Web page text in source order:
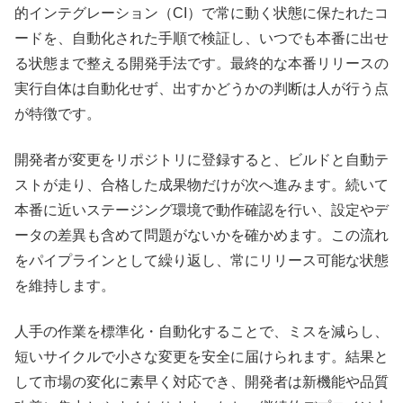
的インテグレーション（CI）で常に動く状態に保たれたコ
ードを、自動化された手順で検証し、いつでも本番に出せ
る状態まで整える開発手法です。最終的な本番リリースの
実行自体は自動化せず、出すかどうかの判断は人が行う点
が特徴です。
開発者が変更をリポジトリに登録すると、ビルドと自動テ
ストが走り、合格した成果物だけが次へ進みます。続いて
本番に近いステージング環境で動作確認を行い、設定やデ
ータの差異も含めて問題がないかを確かめます。この流れ
をパイプラインとして繰り返し、常にリリース可能な状態
を維持します。
人手の作業を標準化・自動化することで、ミスを減らし、
短いサイクルで小さな変更を安全に届けられます。結果と
して市場の変化に素早く対応でき、開発者は新機能や品質